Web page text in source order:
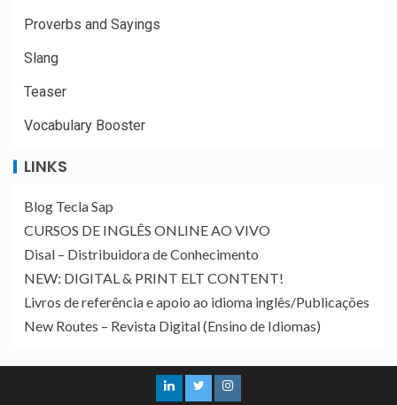
Proverbs and Sayings
Slang
Teaser
Vocabulary Booster
LINKS
Blog Tecla Sap
CURSOS DE INGLÊS ONLINE AO VIVO
Disal – Distribuidora de Conhecimento
NEW: DIGITAL & PRINT ELT CONTENT!
Livros de referência e apoio ao idioma inglês/Publicações
New Routes – Revista Digital (Ensino de Idiomas)